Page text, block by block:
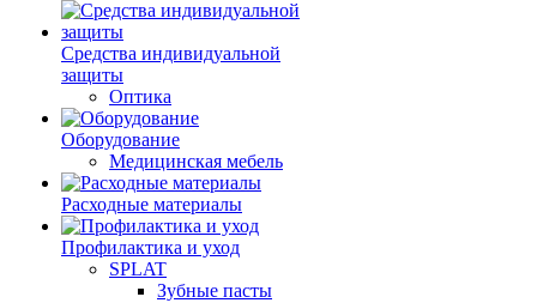
Средства индивидуальной
защиты
Оптика
Оборудование
Медицинская мебель
Расходные материалы
Профилактика и уход
SPLAT
Зубные пасты